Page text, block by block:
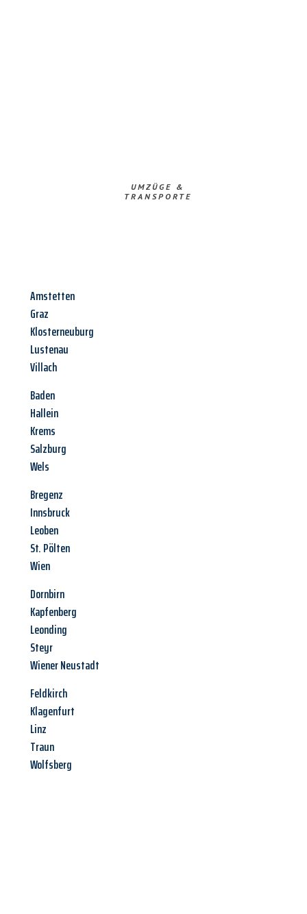
UMZÜGE &
TRANSPORTE
Amstetten
Graz
Klosterneuburg
Lustenau
Villach
Baden
Hallein
Krems
Salzburg
Wels
Bregenz
Innsbruck
Leoben
St. Pölten
Wien
Dornbirn
Kapfenberg
Leonding
Steyr
Wiener Neustadt
Feldkirch
Klagenfurt
Linz
Traun
Wolfsberg